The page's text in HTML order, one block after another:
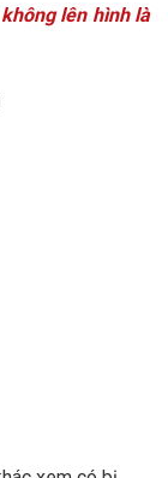
lên hình là